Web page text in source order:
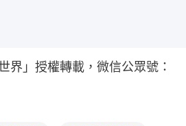
界」授權轉載，微信公眾號：